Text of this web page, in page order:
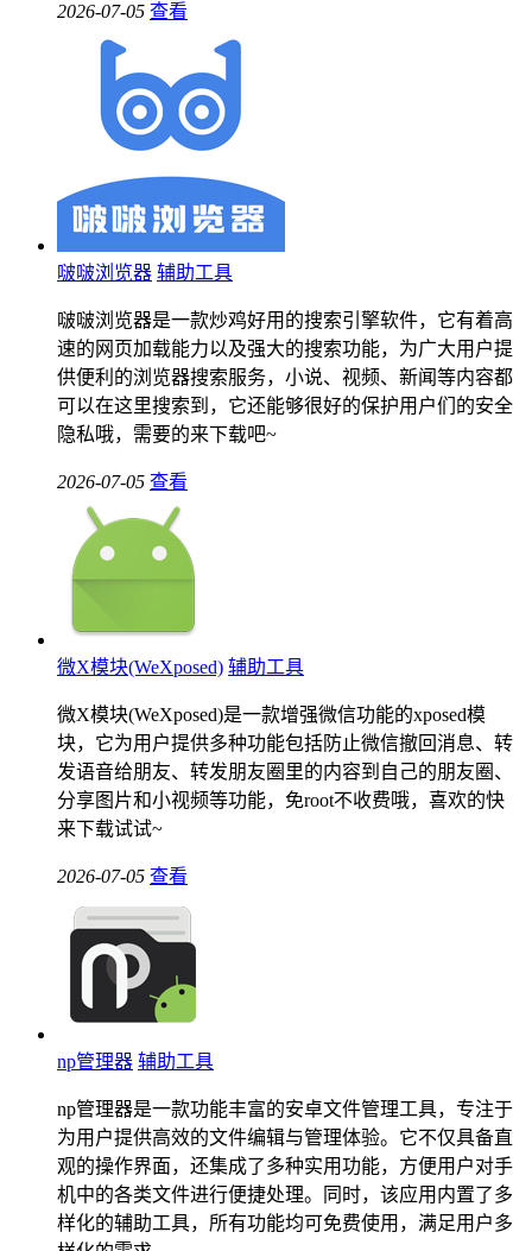
2026-07-05 查看
啵啵浏览器 辅助工具
啵啵浏览器是一款炒鸡好用的搜索引擎软件，它有着高
速的网页加载能力以及强大的搜索功能，为广大用户提
供便利的浏览器搜索服务，小说、视频、新闻等内容都
可以在这里搜索到，它还能够很好的保护用户们的安全
隐私哦，需要的来下载吧~
2026-07-05 查看
微X模块(WeXposed) 辅助工具
微X模块(WeXposed)是一款增强微信功能的xposed模
块，它为用户提供多种功能包括防止微信撤回消息、转
发语音给朋友、转发朋友圈里的内容到自己的朋友圈、
分享图片和小视频等功能，免root不收费哦，喜欢的快
来下载试试~
2026-07-05 查看
np管理器 辅助工具
np管理器是一款功能丰富的安卓文件管理工具，专注于
为用户提供高效的文件编辑与管理体验。它不仅具备直
观的操作界面，还集成了多种实用功能，方便用户对手
机中的各类文件进行便捷处理。同时，该应用内置了多
样化的辅助工具，所有功能均可免费使用，满足用户多